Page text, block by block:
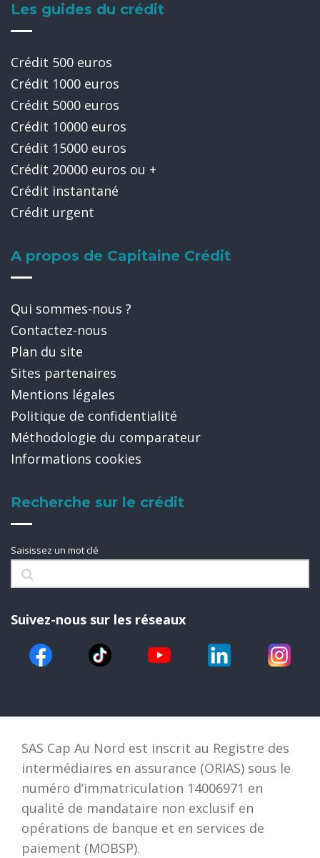
Les guides du crédit
Crédit 500 euros
Crédit 1000 euros
Crédit 5000 euros
Crédit 10000 euros
Crédit 15000 euros
Crédit 20000 euros ou +
Crédit instantané
Crédit urgent
A propos de Capitaine Crédit
Qui sommes-nous ?
Contactez-nous
Plan du site
Sites partenaires
Mentions légales
Politique de confidentialité
Méthodologie du comparateur
Informations cookies
Recherche sur le crédit
Saisissez un mot clé
Suivez-nous sur les réseaux
SAS Cap Au Nord est inscrit au Registre des
intermédiaires en assurance (ORIAS) sous le
numéro d’immatriculation 14006971 en
qualité de mandataire non exclusif en
opérations de banque et en services de
paiement (MOBSP).